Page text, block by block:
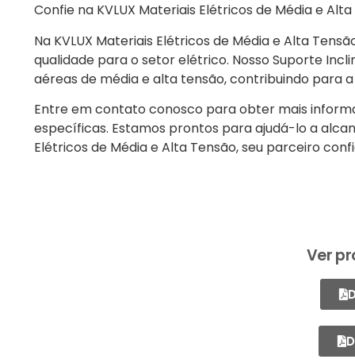
Confie na KVLUX Materiais Elétricos de Média e
Na KVLUX Materiais Elétricos de Média e Alta
qualidade para o setor elétrico. Nosso Suporte
aéreas de média e alta tensão, contribuindo para
Entre em contato conosco para obter mais
específicas. Estamos prontos para ajudá-lo a
Elétricos de Média e Alta Tensão, seu parceiro
Ver